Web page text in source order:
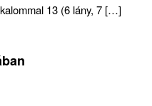
13 (6 lány, 7 […]